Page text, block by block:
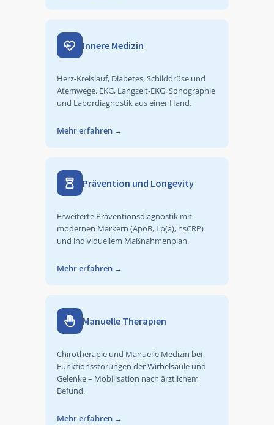
Innere Medizin
Herz-Kreislauf, Diabetes, Schilddrüse und
Atemwege. EKG, Langzeit-EKG, Sonographie
und Labordiagnostik aus einer Hand.
Mehr erfahren →
Prävention und Longevity
Erweiterte Präventionsdiagnostik mit
modernen Markern (ApoB, Lp(a), hsCRP)
und individuellem Maßnahmenplan.
Mehr erfahren →
Manuelle Therapien
Chirotherapie und Manuelle Medizin bei
Funktionsstörungen der Wirbelsäule und
Gelenke – Mobilisation nach ärztlichem
Befund.
Mehr erfahren →